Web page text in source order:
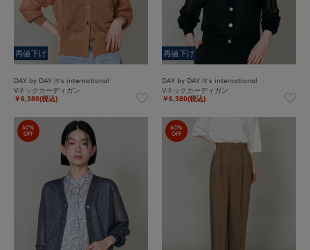
再値下げ
DAY by DAY It's international
Vネックカーディガン
￥6,380(税込)
再値下げ
DAY by DAY It's international
Vネックカーディガン
￥6,380(税込)
60%
OFF
60%
OFF